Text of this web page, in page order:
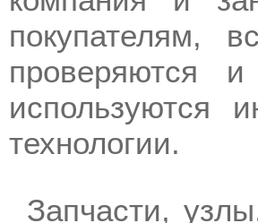
покупателям,
проверяются
используются
технологии.
Запчасти,